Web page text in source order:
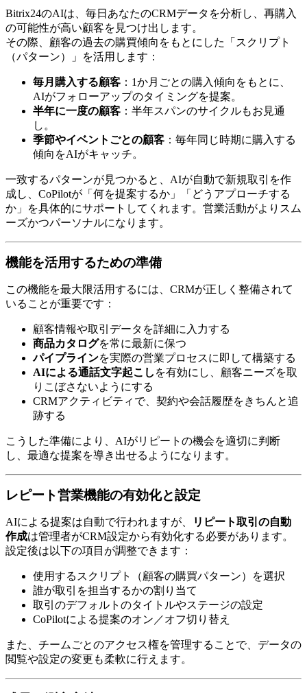
Bitrix24のAIは、毎日あなたのCRMデータを分析し、再購入
の可能性が高い顧客を見つけ出します。
その際、顧客の過去の購買傾向をもとにした「スクリプト
（パターン）」を活用します：
毎月購入する顧客 ：1か月ごとの購入傾向をもとに、
AIがフォローアップのタイミングを提案。
半年に一度の顧客 ：半年スパンのサイクルもお見通
し。
季節やイベントごとの顧客 ：毎年同じ時期に購入する
傾向をAIがキャッチ。
一致するパターンが見つかると、AIが自動で新規取引を作
成し、CoPilotが「何を提案するか」「どうアプローチする
か」を具体的にサポートしてくれます。営業活動がよりスム
ーズかつパーソナルになります。
機能を活用するための準備
この機能を最大限活用するには、CRMが正しく整備されて
いることが重要です：
顧客情報や取引データを詳細に入力する
商品カタログを常に最新に保つ
パイプラインを実際の営業プロセスに即して構築する
AIによる通話文字起こし を有効にし、顧客ニーズを取
りこぼさないようにする
CRMアクティビティで、契約や会話履歴をきちんと追
跡する
こうした準備により、AIがリピートの機会を適切に判断
し、最適な提案を導き出せるようになります。
レピート営業機能の有効化と設定
AIによる提案は自動で行われますが、
リピート取引の自動
作成は管理者がCRM設定から有効化する必要があります。
設定後は以下の項目が調整できます：
使用するスクリプト（顧客の購買パターン）を選択
誰が取引を担当するかの割り当て
取引のデフォルトのタイトルやステージの設定
CoPilotによる提案のオン／オフ切り替え
また、チームごとのアクセス権を管理することで、データの
閲覧や設定の変更も柔軟に行えます。